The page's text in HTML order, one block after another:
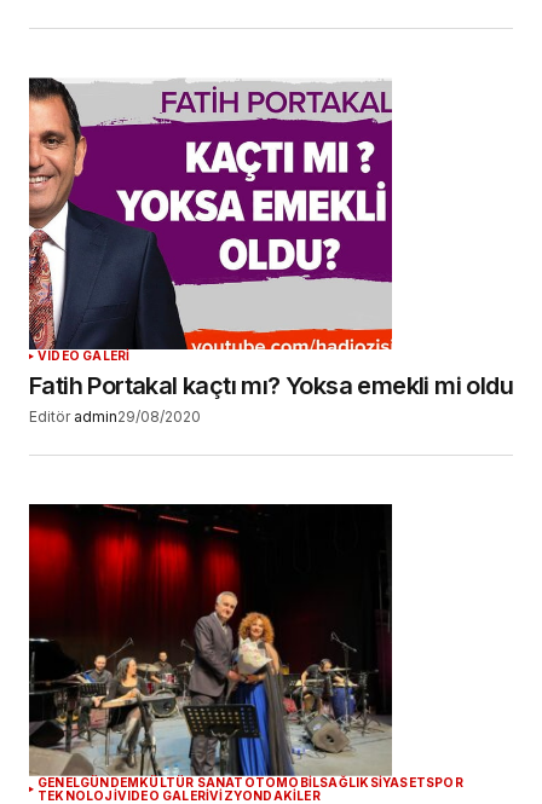
VIDEO GALERİ
Fatih Portakal kaçtı mı? Yoksa emekli mi oldu
Editör admin29/08/2020
GENELGÜNDEMKÜLTÜR SANAT OTOMOBİLSAĞLIK SİYASETSPOR
TEKNOLOJİVIDEO GALERİVİZYONDAKİLER